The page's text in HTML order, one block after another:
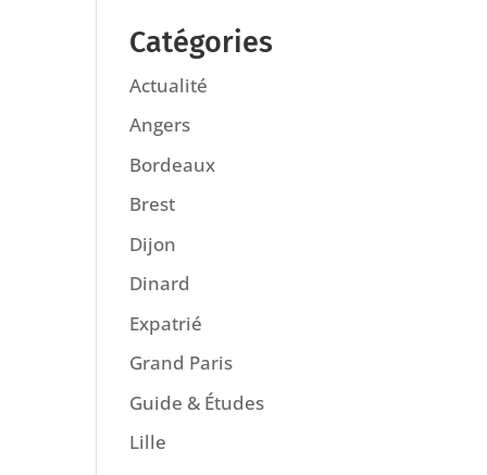
Catégories
Actualité
Angers
Bordeaux
Brest
Dijon
Dinard
Expatrié
Grand Paris
Guide & Études
Lille